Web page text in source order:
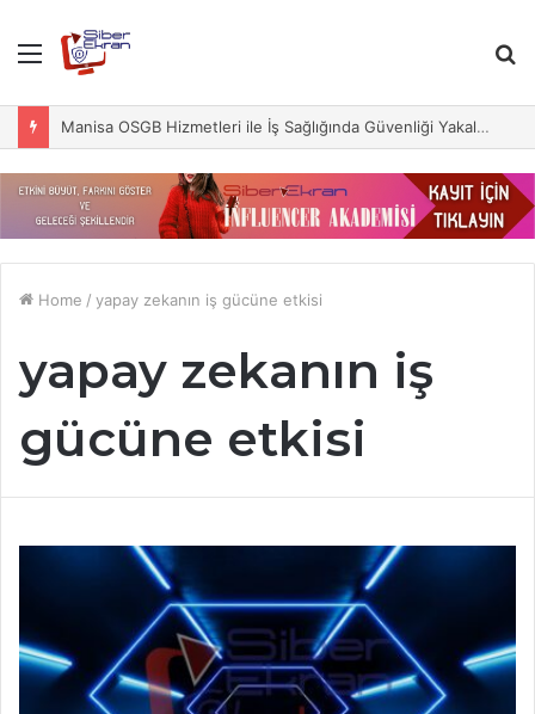
Menu
Manisa OSGB Hizmetleri ile İş Sağlığında Güvenliği Yakalayın
Home / yapay zekanın iş gücüne etkisi
yapay zekanın iş
gücüne etkisi